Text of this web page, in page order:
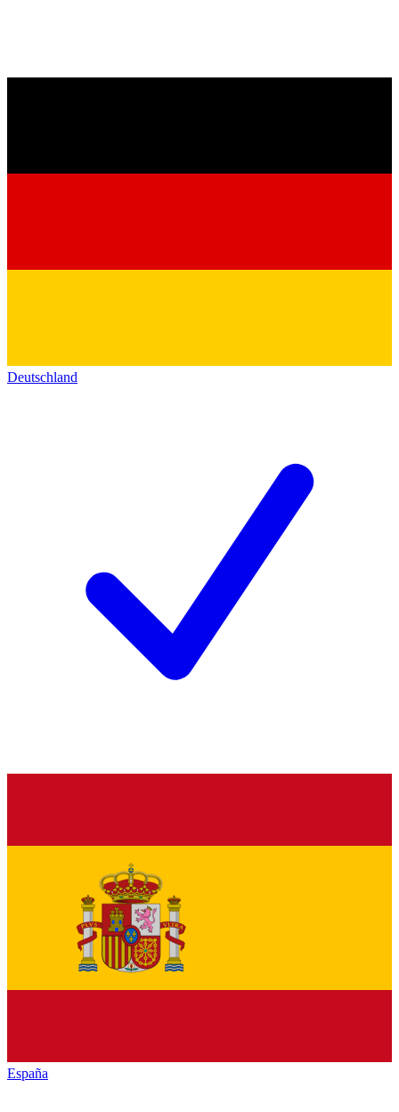
Deutschland
España